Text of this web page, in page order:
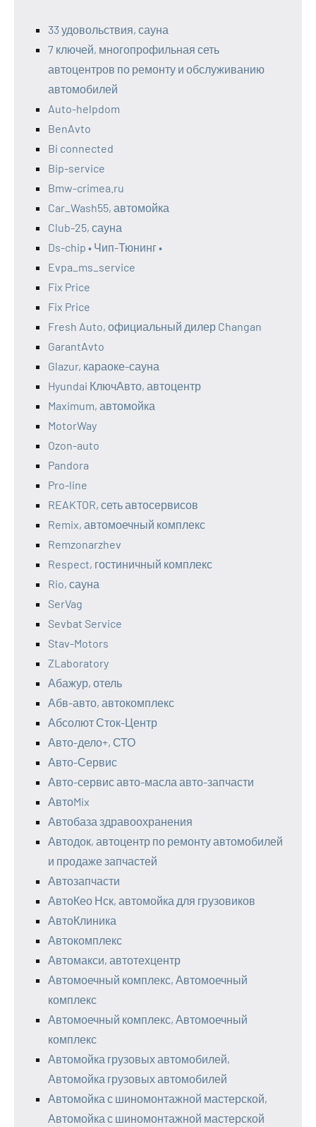
33 удовольствия, сауна
7 ключей, многопрофильная сеть
автоцентров по ремонту и обслуживанию
автомобилей
Auto-helpdom
BenAvto
Bi connected
Bip-service
Bmw-crimea.ru
Car_Wash55, автомойка
Club-25, сауна
Ds-chip • Чип-Тюнинг •
Evpa_ms_service
Fix Price
Fix Price
Fresh Auto, официальный дилер Changan
GarantAvto
Glazur, караоке-сауна
Hyundai КлючАвто, автоцентр
Maximum, автомойка
MotorWay
Ozon-auto
Pandora
Pro-line
REAKTOR, сеть автосервисов
Remix, автомоечный комплекс
Remzonarzhev
Respect, гостиничный комплекс
Rio, сауна
SerVag
Sevbat Service
Stav-Motors
ZLaboratory
Абажур, отель
Абв-авто, автокомплекс
Абсолют Сток-Центр
Авто-дело+, СТО
Авто-Сервис
Авто-сервис авто-масла авто-запчасти
АвтоMix
Автобаза здравоохранения
Автодок, автоцентр по ремонту автомобилей
и продаже запчастей
Автозапчасти
АвтоКео Нск, автомойка для грузовиков
АвтоКлиника
Автокомплекс
Автомакси, автотехцентр
Автомоечный комплекс, Автомоечный
комплекс
Автомоечный комплекс, Автомоечный
комплекс
Автомойка грузовых автомобилей,
Автомойка грузовых автомобилей
Автомойка с шиномонтажной мастерской,
Автомойка с шиномонтажной мастерской